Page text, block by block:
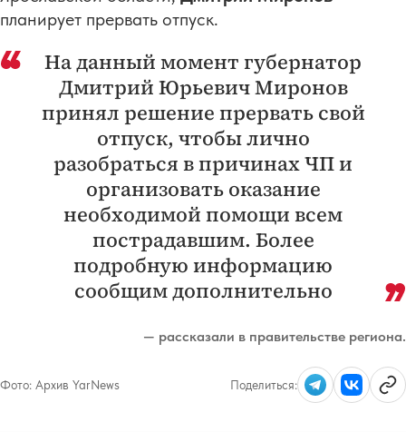
планирует прервать отпуск.
На данный момент губернатор
Дмитрий Юрьевич Миронов
принял решение прервать свой
отпуск, чтобы лично
разобраться в причинах ЧП и
организовать оказание
необходимой помощи всем
пострадавшим. Более
подробную информацию
сообщим дополнительно
— рассказали в правительстве региона.
Фото: Архив YarNews Поделиться: